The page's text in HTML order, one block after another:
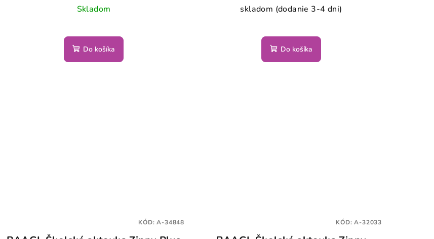
Skladom
Do košíka
skladom (dodanie 3-4 dni)
Do košíka
KÓD:A-34848 KÓD:A-32033